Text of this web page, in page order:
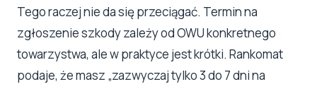
Tego raczej nie da się przeciągać. Termin na
zgłoszenie szkody zależy od OWU konkretnego
towarzystwa, ale w praktyce jest krótki. Rankomat
podaje, że masz „zazwyczaj tylko 3 do 7 dni na